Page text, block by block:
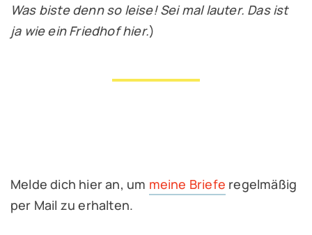
Was biste denn so leise! Sei mal lauter. Das ist
ja wie ein Friedhof hier.)
Melde dich hier an, um meine Briefe regelmäßig
per Mail zu erhalten.